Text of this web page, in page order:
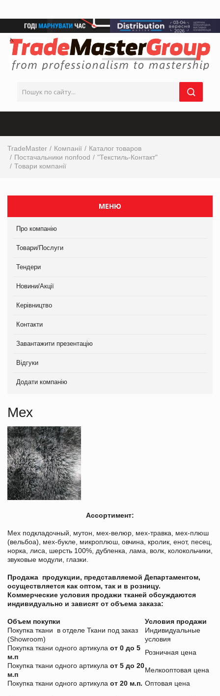
TradeMaster Компанії
Каталог товаров
Постачальники nonfood
"Текстиль-Контакт"
Товари компанії
МЕНЮ
Про компанію
Товари/Послуги
Тендери
Новини/Акції
Керівництво
Контакти
Завантажити презентацію
Відгуки
Додати компанію
Мех
Ассортимент:
Мех подкладочный, мутон, мех-велюр, мех-травка, мех-плюш
(вельбоа), мех-букле, микроплюш, овчина, кролик, енот, песец,
норка, лиса, шерсть 100%, дубленка, лама, волк, колокольчики,
звуковые модули, глазки.
Продажа продукции, представляемой Департаментом,
осуществляется как оптом, так и в розницу.
Коммерческие условия продажи тканей обсуждаются
индивидуально и зависят от объема заказа:
Объем покупки
Условия продажи
Покупка ткани в отделе Ткани под заказ
(Showroom)
Индивидуальные
условия
Покупка ткани одного артикула от 0 до 5
м.п
Розничная цена
Покупка ткани одного артикула от 5 до 20
м.п
Мелкооптовая цена
Покупка ткани одного артикула от 20 м.п. Оптовая цена